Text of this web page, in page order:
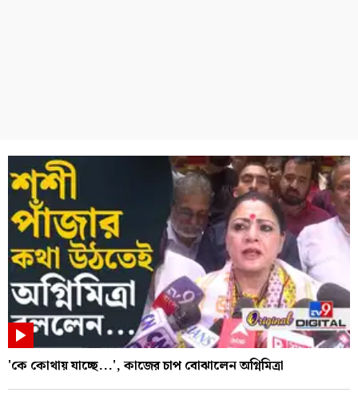
'কে কোথায় যাচ্ছে...', কাজের চাপ বোঝালেন অগ্নিমিত্রা